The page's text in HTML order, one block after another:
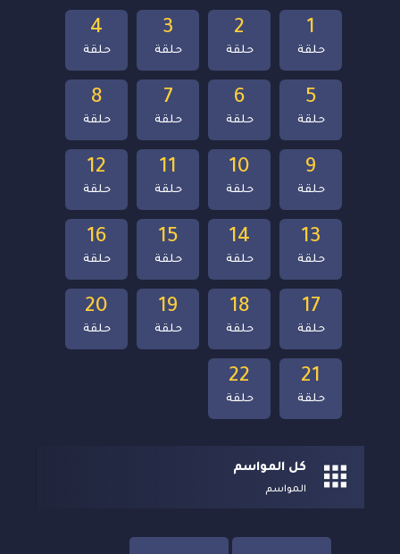
22
حلقة
21
حلقة
20
حلقة
19
حلقة
18
حلقة
17
حلقة
16
حلقة
15
حلقة
14
حلقة
13
حلقة
12
حلقة
11
حلقة
10
حلقة
9
حلقة
8
حلقة
7
حلقة
6
حلقة
5
حلقة
4
حلقة
3
حلقة
2
حلقة
1
حلقة
كل المواسم
المواسم